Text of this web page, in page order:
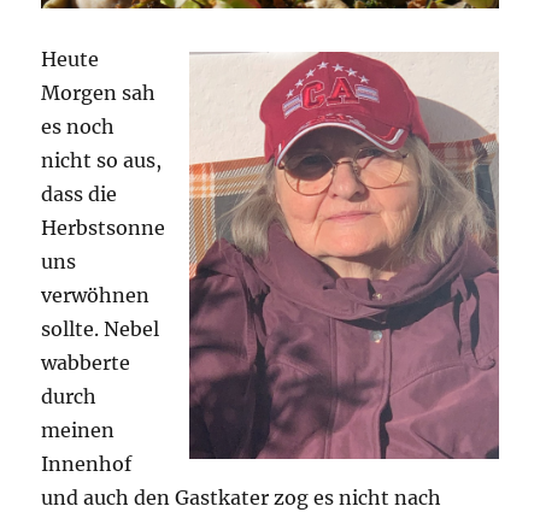
Heute
Morgen sah
es noch
nicht so aus,
dass die
Herbstsonne
uns
verwöhnen
sollte. Nebel
wabberte
durch
meinen
Innenhof
und auch den Gastkater zog es nicht nach